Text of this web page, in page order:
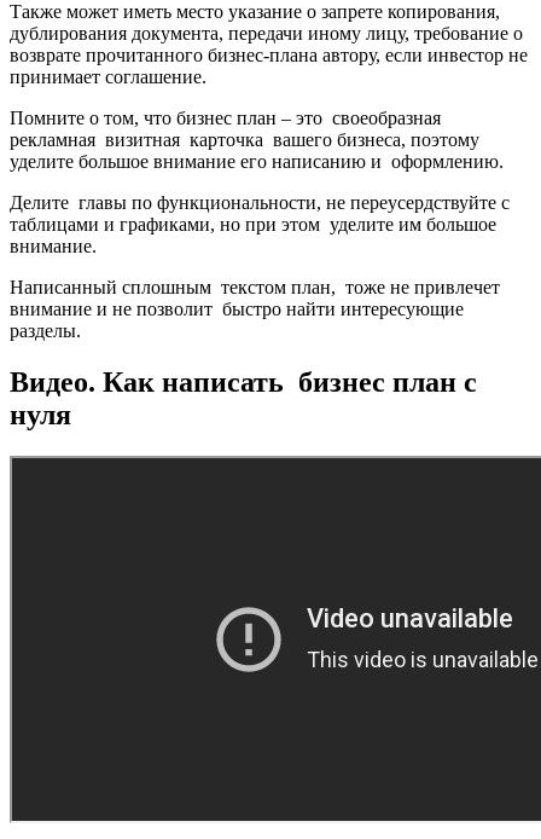
Также может иметь место указание о запрете копирования,
дублирования документа, передачи иному лицу, требование о
возврате прочитанного бизнес-плана автору, если инвестор не
принимает соглашение.
Помните о том, что бизнес план – это своеобразная
рекламная визитная карточка вашего бизнеса, поэтому
уделите большое внимание его написанию и оформлению.
Делите главы по функциональности, не переусердствуйте с
таблицами и графиками, но при этом уделите им большое
внимание.
Написанный сплошным текстом план, тоже не привлечет
внимание и не позволит быстро найти интересующие
разделы.
Видео. Как написать бизнес план с
нуля